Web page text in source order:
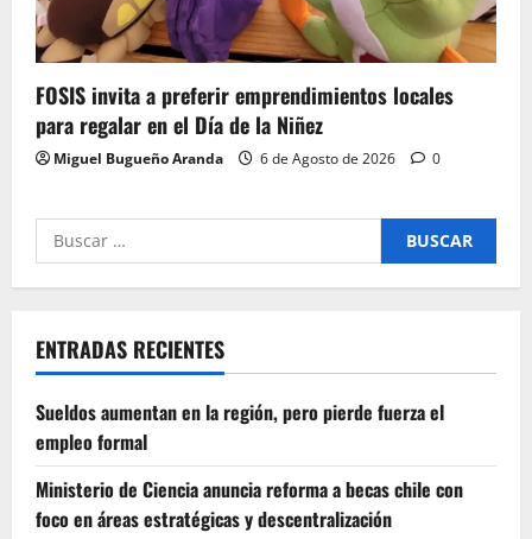
FOSIS invita a preferir emprendimientos locales
para regalar en el Día de la Niñez
Miguel Bugueño Aranda 6 de Agosto de 2026 0
Buscar
por:
ENTRADAS RECIENTES
Sueldos aumentan en la región, pero pierde fuerza el
empleo formal
Ministerio de Ciencia anuncia reforma a becas chile con
foco en áreas estratégicas y descentralización